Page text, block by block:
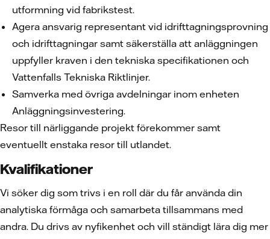
utformning vid fabrikstest.
Agera ansvarig representant vid idrifttagningsprovning
och idrifttagningar samt säkerställa att anläggningen
uppfyller kraven i den tekniska specifikationen och
Vattenfalls Tekniska Riktlinjer.
Samverka med övriga avdelningar inom enheten
Anläggningsinvestering.
Resor till närliggande projekt förekommer samt
eventuellt enstaka resor till utlandet.
Kvalifikationer
Vi söker dig som trivs i en roll där du får använda din
analytiska förmåga och samarbeta tillsammans med
andra. Du drivs av nyfikenhet och vill ständigt lära dig mer